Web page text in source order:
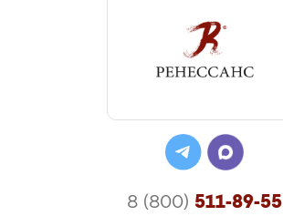
8 (800) 511-89-55